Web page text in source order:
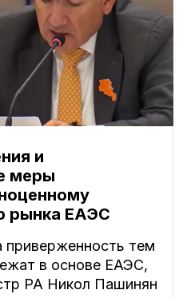
и
меры
рынка ЕАЭС
приверженность тем
в основе ЕАЭС,
РА Никол Пашинян